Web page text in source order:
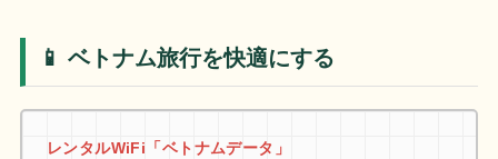
📱 ベトナム旅行を快適にする
レンタルWiFi「ベトナムデータ」